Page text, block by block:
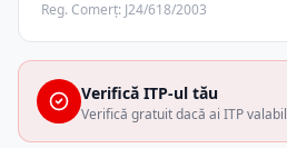
Reg. Comerț: J24/618/2003
Verifică ITP-ul tău
Verifică gratuit dacă ai ITP valabil